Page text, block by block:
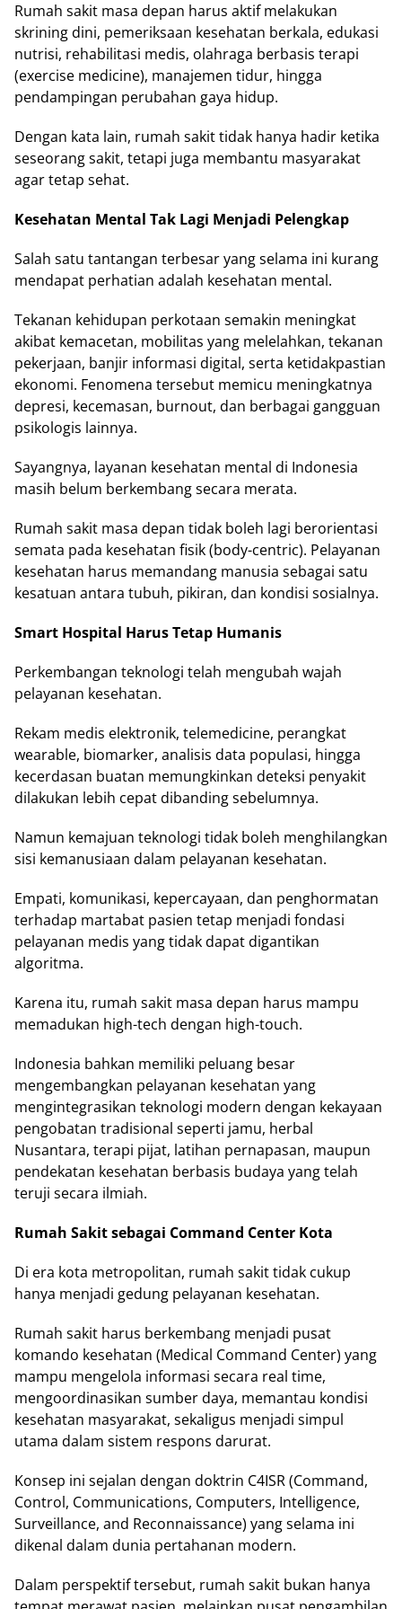
Rumah sakit masa depan harus aktif melakukan
skrining dini, pemeriksaan kesehatan berkala, edukasi
nutrisi, rehabilitasi medis, olahraga berbasis terapi
(exercise medicine), manajemen tidur, hingga
pendampingan perubahan gaya hidup.
Dengan kata lain, rumah sakit tidak hanya hadir ketika
seseorang sakit, tetapi juga membantu masyarakat
agar tetap sehat.
Kesehatan Mental Tak Lagi Menjadi Pelengkap
Salah satu tantangan terbesar yang selama ini kurang
mendapat perhatian adalah kesehatan mental.
Tekanan kehidupan perkotaan semakin meningkat
akibat kemacetan, mobilitas yang melelahkan, tekanan
pekerjaan, banjir informasi digital, serta ketidakpastian
ekonomi. Fenomena tersebut memicu meningkatnya
depresi, kecemasan, burnout, dan berbagai gangguan
psikologis lainnya.
Sayangnya, layanan kesehatan mental di Indonesia
masih belum berkembang secara merata.
Rumah sakit masa depan tidak boleh lagi berorientasi
semata pada kesehatan fisik (body-centric). Pelayanan
kesehatan harus memandang manusia sebagai satu
kesatuan antara tubuh, pikiran, dan kondisi sosialnya.
Smart Hospital Harus Tetap Humanis
Perkembangan teknologi telah mengubah wajah
pelayanan kesehatan.
Rekam medis elektronik, telemedicine, perangkat
wearable, biomarker, analisis data populasi, hingga
kecerdasan buatan memungkinkan deteksi penyakit
dilakukan lebih cepat dibanding sebelumnya.
Namun kemajuan teknologi tidak boleh menghilangkan
sisi kemanusiaan dalam pelayanan kesehatan.
Empati, komunikasi, kepercayaan, dan penghormatan
terhadap martabat pasien tetap menjadi fondasi
pelayanan medis yang tidak dapat digantikan
algoritma.
Karena itu, rumah sakit masa depan harus mampu
memadukan high-tech dengan high-touch.
Indonesia bahkan memiliki peluang besar
mengembangkan pelayanan kesehatan yang
mengintegrasikan teknologi modern dengan kekayaan
pengobatan tradisional seperti jamu, herbal
Nusantara, terapi pijat, latihan pernapasan, maupun
pendekatan kesehatan berbasis budaya yang telah
teruji secara ilmiah.
Rumah Sakit sebagai Command Center Kota
Di era kota metropolitan, rumah sakit tidak cukup
hanya menjadi gedung pelayanan kesehatan.
Rumah sakit harus berkembang menjadi pusat
komando kesehatan (Medical Command Center) yang
mampu mengelola informasi secara real time,
mengoordinasikan sumber daya, memantau kondisi
kesehatan masyarakat, sekaligus menjadi simpul
utama dalam sistem respons darurat.
Konsep ini sejalan dengan doktrin C4ISR (Command,
Control, Communications, Computers, Intelligence,
Surveillance, and Reconnaissance) yang selama ini
dikenal dalam dunia pertahanan modern.
Dalam perspektif tersebut, rumah sakit bukan hanya